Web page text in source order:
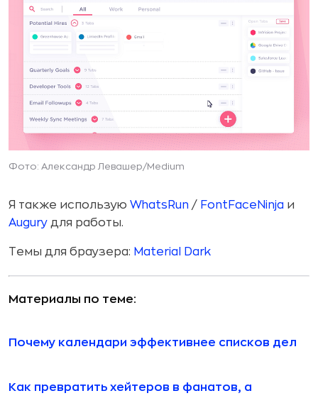
Фото: Александр Левашер/Medium
Я также использую WhatsRun / FontFaceNinja и
Augury для работы.
Темы для браузера: Material Dark
Материалы по теме:
Почему календари эффективнее списков дел
Как превратить хейтеров в фанатов, а